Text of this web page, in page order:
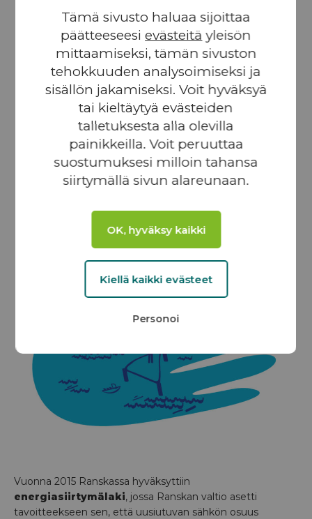
huolto, 24/7/365 valvonta, Metocean-analyysi,
Carbon Trust Type 2 -sertifiointi, osallistuminen
T&K-hankkeisiin mittausten optimoimiseksi
merellä (AKROCEAN).
MITTAUSMASTOT: Maston instrumentointi,
käyttöönotto ja huolto (Fécampsin puisto, EDF
RENOUVABLES).
VUOROVESITURBIINIT: Tutkimus
vuorovesivirran potentiaalista Garonnessa
(SEENEOH Bordeaux’n satamaa varten).
YMPÄRISTÖTUTKIMUKSET:
Ympäristötutkimusten valvonta, lupamenettelyt ja
yhteydenpito valtion virastoihin (HALIADE X-
Vuonna 2015 Ranskassa hyväksyttiin
energiasiirtymälaki, jossa Ranskan valtio asetti
tavoitteekseen sen, että uusiutuvan sähkön osuus
Tämä sivusto haluaa sijoittaa
päätteeseesievästeitä yleisön
mittaamiseksi, tämän sivuston
tehokkuuden analysoimiseksi ja
sisällön jakamiseksi. Voit hyväksyä
tai kieltäytyä evästeiden
talletuksesta alla olevilla
painikkeilla. Voit peruuttaa
suostumuksesi milloin tahansa
siirtymällä sivun alareunaan.
OK, hyväksy kaikki
Kiellä kaikki evästeet
Personoi